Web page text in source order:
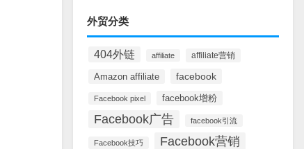
外贸分类
404外链 affiliate affiliate营销
Amazon affiliate facebook
Facebook pixel facebook增粉
Facebook广告 facebook引流
Facebook技巧 Facebook营销